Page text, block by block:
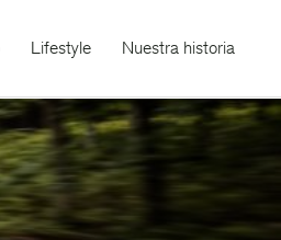
Lifestyle Nuestra historia